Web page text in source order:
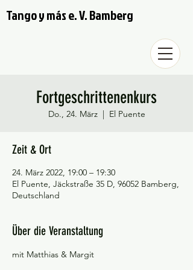
Tango y más e. V. Bamberg
Fortgeschrittenenkurs
Do., 24. März
  |
El Puente
Zeit & Ort
24. März 2022, 19:00 – 19:30
El Puente, Jäckstraße 35 D, 96052 Bamberg,
Deutschland
Über die Veranstaltung
mit Matthias & Margit